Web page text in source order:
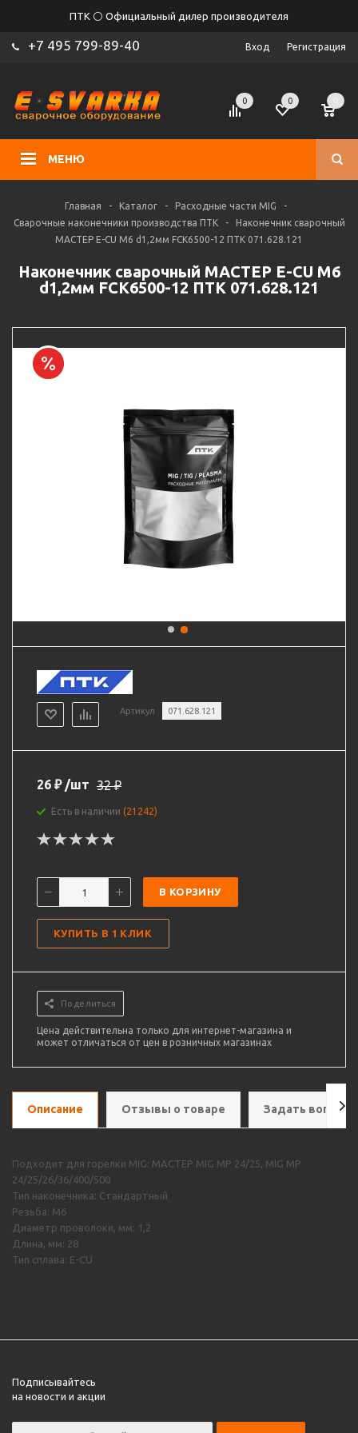
ПТК ⚪ Официальный дилер производителя
+7 495 799-89-40 Вход Регистрация
МЕНЮ
0 0
Главная - Каталог - Расходные части MIG
-
Сварочные наконечники производства ПТК
-
Наконечник сварочный
МАСТЕР E-CU М6 d1,2мм FCK6500-12 ПТК 071.628.121
Наконечник сварочный МАСТЕР E-CU М6
d1,2мм FCK6500-12 ПТК 071.628.121
Артикул 071.628.121
26 ₽ /шт 32₽
Есть в наличии (21242)
В КОРЗИНУ
КУПИТЬ В 1 КЛИК
Поделиться
Цена действительна только для интернет-магазина и
может отличаться от цен в розничных магазинах
Описание Отзывы о товаре Задать вопрос
Подходит для горелки MIG: МАСТЕР MIG MP 24/25, MIG MP
24/25/26/36/400/500
Тип наконечника: Стандартный
Резьба: М6
Диаметр проволоки, мм: 1,2
Длина, мм: 28
Тип сплава: E-CU
Подписывайтесь
на новости и акции